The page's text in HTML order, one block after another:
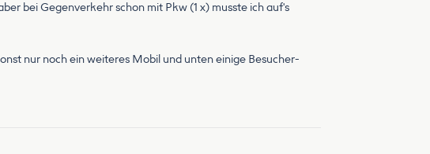
bei Gegenverkehr schon mit Pkw (1 x) musste ich auf's
nur noch ein weiteres Mobil und unten einige Besucher-